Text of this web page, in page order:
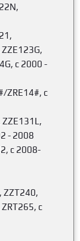
с 2000 -
ZRE14#, c
ZZE131L,
- 2008
c 2008-
ZZT240,
c